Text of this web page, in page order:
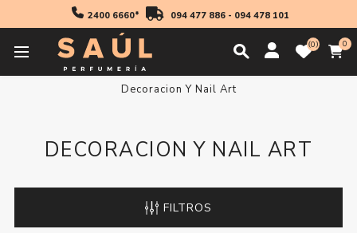
2400 6660* 094 477 886- 094 478 101
0 0
Inicio Manicuria
Decoracion Y Nail Art
DECORACION Y NAIL ART
FILTROS